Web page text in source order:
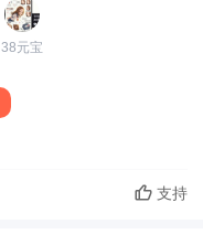
38元宝
支持